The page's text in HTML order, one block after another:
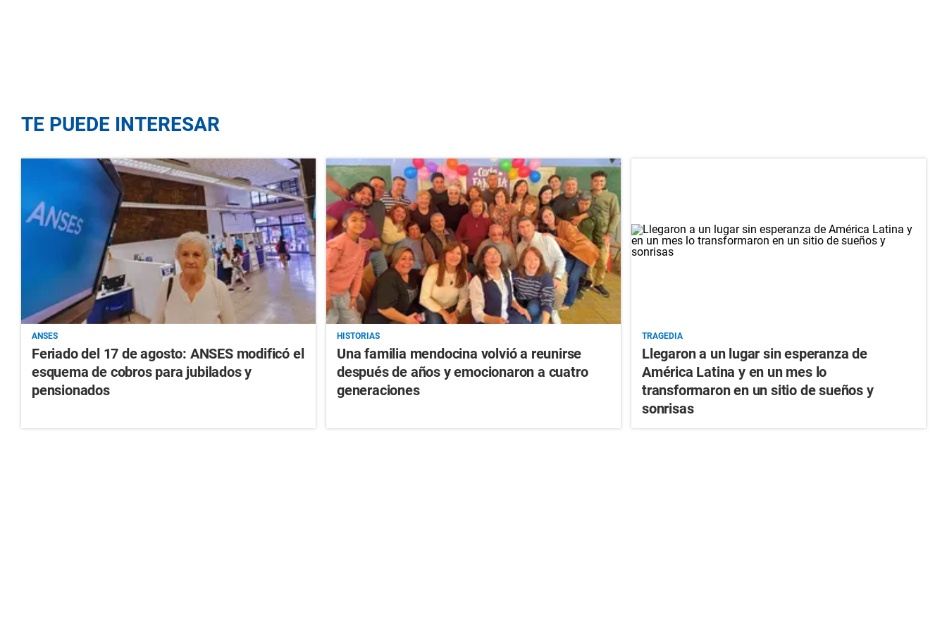
TE PUEDE INTERESAR
ANSES
Feriado del 17 de agosto: ANSES modificó el
esquema de cobros para jubilados y
pensionados
HISTORIAS
Una familia mendocina volvió a reunirse
después de años y emocionaron a cuatro
generaciones
TRAGEDIA
Llegaron a un lugar sin esperanza de
América Latina y en un mes lo
transformaron en un sitio de sueños y
sonrisas